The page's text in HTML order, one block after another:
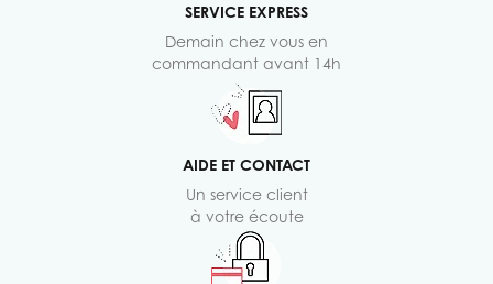
SERVICE EXPRESS
Demain chez vous en
commandant avant 14h
AIDE ET CONTACT
Un service client
à votre écoute